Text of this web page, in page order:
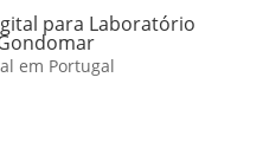
para Laboratório
em Portugal